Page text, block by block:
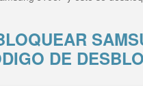
DE